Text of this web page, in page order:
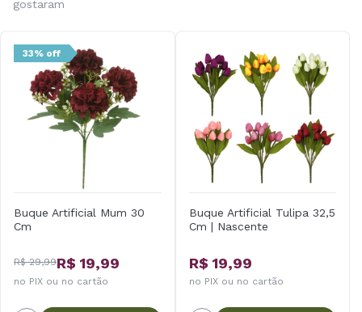
gostaram
33% off
Buque Artificial Mum 30
Cm
R$ 29,99R$ 19,99
no PIX ou no cartão
Buque Artificial Tulipa 32,5
Cm | Nascente
R$ 19,99
no PIX ou no cartão